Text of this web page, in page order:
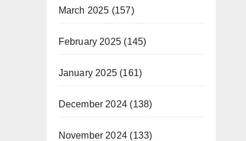
March 2025 (157)
February 2025 (145)
January 2025(161)
December 2024 (138)
November 2024 (133)